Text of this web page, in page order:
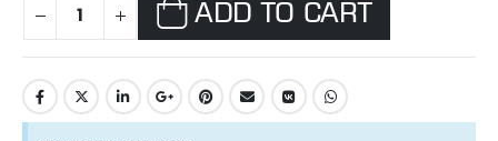
ADD TO CART